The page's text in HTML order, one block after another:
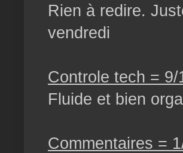
Rien à redire.
vendredi
Controle tech = 9/
Fluide et bien
Commentaires =